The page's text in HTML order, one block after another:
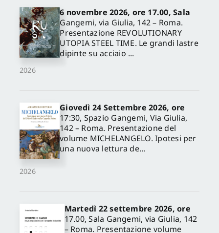
2026
6 novembre 2026, ore 17.00, Sala
Gangemi, via Giulia, 142 – Roma.
Presentazione REVOLUTIONARY
UTOPIA STEEL TIME. Le grandi lastre
dipinte su acciaio ...
2026
Giovedì 24 Settembre 2026, ore
17:30, Spazio Gangemi, Via Giulia,
142 – Roma. Presentazione del
volume MICHELANGELO. Ipotesi per
una nuova lettura de...
Martedì 22 settembre 2026, ore
17.00, Sala Gangemi, via Giulia, 142
– Roma. Presentazione volume